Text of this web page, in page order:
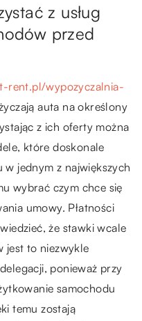
z usług
przed
rent.pl/wypozyczalnia-
auta na określony
z ich oferty można
które doskonale
w jednym z największych
wybrać czym chce się
umowy. Płatności
że stawki wcale
jest to niezwykle
ponieważ przy
samochodu
temu zostają